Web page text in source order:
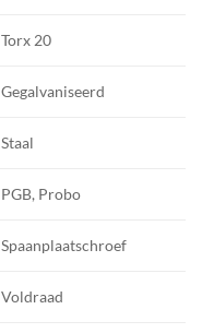
Torx 20
Gegalvaniseerd
Staal
PGB, Probo
Spaanplaatschroef
Voldraad